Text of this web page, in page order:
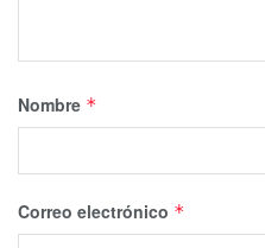
Nombre *
Correo electrónico *